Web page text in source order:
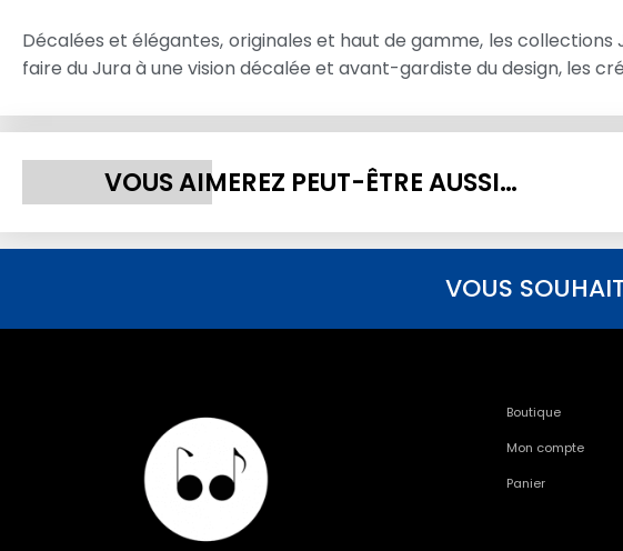
Décalées et élégantes, originales et haut de gamme, les
faire du Jura à une vision décalée et avant-gardiste du design, les
VOUS AIMEREZ PEUT-ÊTRE AUSSI…
VOUS
Boutique
Mon compte
Panier